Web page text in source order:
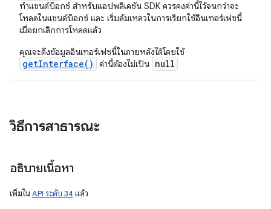
ทำแซนด์บ็อกซ์ สำหรับแอปพลิเคชัน SDK ควรคงค่านี้ไว้จนกว่าจะ
โหลดในแซนด์บ็อกซ์ และ เริ่มล้มเหลวในการเรียกใช้อินเทอร์เฟซนี้
เมื่อยกเลิกการโหลดแล้ว
คุณจะดึงข้อมูลอินเทอร์เฟซนี้ในภายหลังได้โดยใช้
getInterface() ค่านี้ต้องไม่เป็น null
วิธีการสาธารณะ
อธิบายเนื้อหา
เพิ่มในAPI ระดับ 34 แล้ว